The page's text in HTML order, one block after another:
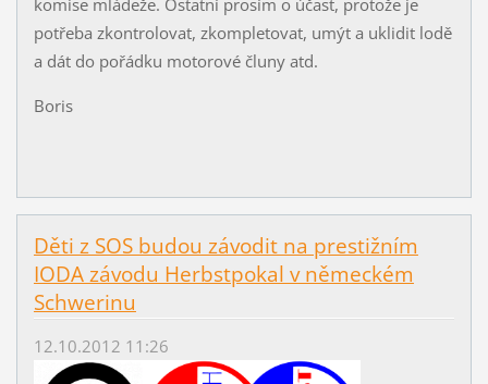
potřeba zkontrolovat, zkompletovat, umýt a uklidit lodě
a dát do pořádku motorové čluny atd.
Boris
Děti z SOS budou závodit na prestižním
IODA závodu Herbstpokal v německém
Schwerinu
12.10.2012 11:26